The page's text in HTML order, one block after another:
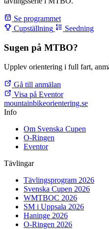
Se programmet
Cupställning
Seedning
Sugen på MTBO?
Upplev orientering i full fart,
Gå till anmälan
Visa på Eventor
mountainbikeorientering.se
Info
Om Svenska Cupen
O-Ringen
Eventor
Tävlingar
Tävlingsprogram 2026
Svenska Cupen 2026
WMTBOC 2026
SM i Uppsala 2026
Haninge 2026
O-Ringen 2026